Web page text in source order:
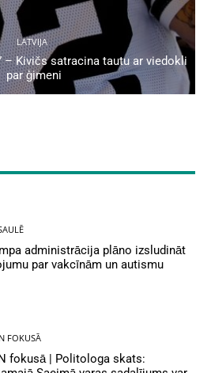
LATVIJA
– Kivičs satracina tautu ar viedokli
par ģimeni
administrācija plāno izsludināt
par vakcīnām un autismu
FOKUSĀ
fokusā | Politologa skats: